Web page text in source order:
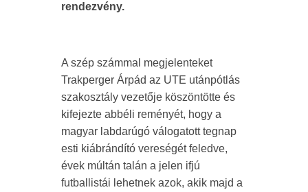
rendezvény.
A szép számmal megjelenteket
Trakperger Árpád az UTE utánpótlás
szakosztály vezetője köszöntötte és
kifejezte abbéli reményét, hogy a
magyar labdarúgó válogatott tegnap
esti kiábrándító vereségét feledve,
évek múltán talán a jelen ifjú
futballistái lehetnek azok, akik majd a